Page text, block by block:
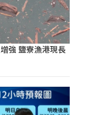
強 鹽寮漁港現長